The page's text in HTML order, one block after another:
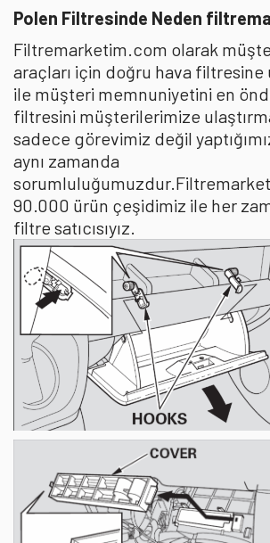
Polen Filtresinde Neden
Filtremarketim.com olarak
araçları için doğru hava
ile müşteri memnuniyetini en
filtresini müşterilerimize
sadece görevimiz değil
aynı zamanda
90.000 ürün çeşidimiz ile her
filtre satıcısıyız.